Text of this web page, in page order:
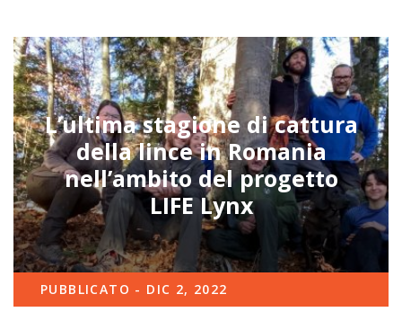
L’ultima stagione di cattura
della lince in Romania
nell’ambito del progetto
LIFE Lynx
PUBBLICATO - DIC 2, 2022